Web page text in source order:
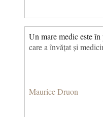
Un mare medic este
care a învățat și
Maurice Druon